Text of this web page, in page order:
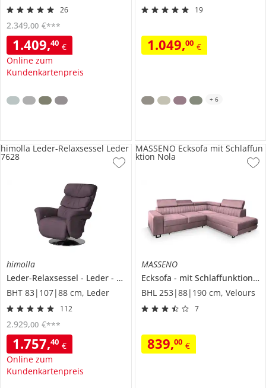
26
1.409,40 €
Online zum
Kundenkartenpreis
2.349,00 €***
19
1.049,00 €
+ 6
himolla
Leder-Relaxsessel
Leder
7628
BHT 83|107|88 cm, Leder
112
1.757,40 €
Online zum
Kundenkartenpreis
2.929,00 €***
himolla Leder-Relaxsessel Leder
7628
MASSENO
Ecksofa
mit Schlaffunktion
BHL 253|88|190 cm, Velours
7
839,00 €
MASSENO Ecksofa mit Schlaffun
ktion Nola